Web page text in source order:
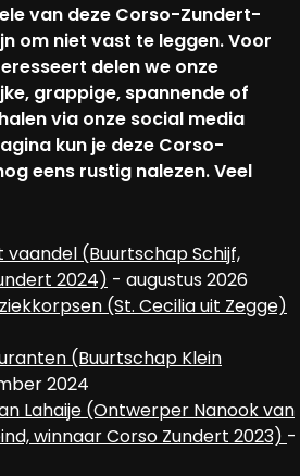
van deze Corso-Zundert-
om niet vast te leggen. Voor
delen we onze
grappige, spannende of
via onze social media
kun je deze Corso-
eens rustig nalezen. Veel
vaandel (Buurtschap Schijf,
2024) - augustus 2026
(St. Cecilia uit Zegge)
(Buurtschap Klein
2024
Lahaije (Ontwerper Nanook van
winnaar Corso Zundert 2023) -